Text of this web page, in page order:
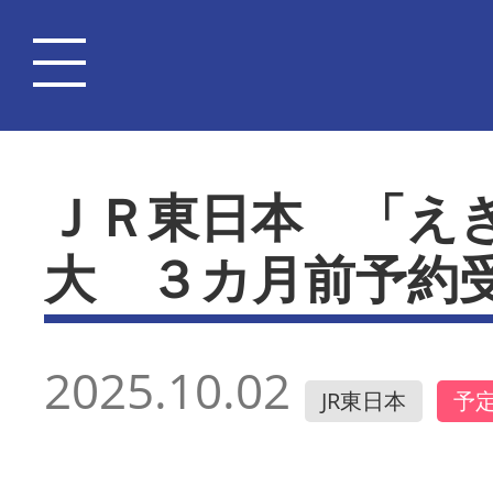
ＪＲ東日本 「え
大 ３カ月前予約
2025.10.02 JR東日本 予